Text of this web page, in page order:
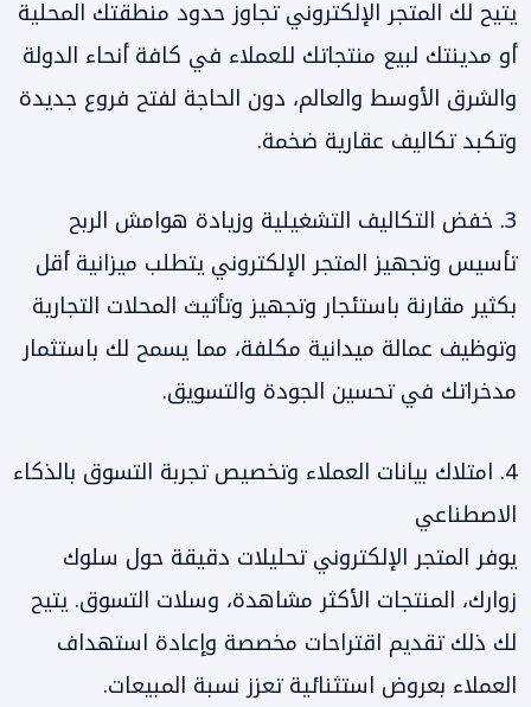
يتيح لك المتجر الإلكتروني تجاوز حدود منطقتك المحلية
أو مدينتك لبيع منتجاتك للعملاء في كافة أنحاء الدولة
والشرق الأوسط والعالم، دون الحاجة لفتح فروع جديدة
وتكبد تكاليف عقارية ضخمة.
3. خفض التكاليف التشغيلية وزيادة هوامش الربح
تأسيس وتجهيز المتجر الإلكتروني يتطلب ميزانية أقل
بكثير مقارنة باستئجار وتجهيز وتأثيث المحلات التجارية
وتوظيف عمالة ميدانية مكلفة، مما يسمح لك باستثمار
مدخراتك في تحسين الجودة والتسويق.
4. امتلاك بيانات العملاء وتخصيص تجربة التسوق بالذكاء
الاصطناعي
يوفر المتجر الإلكتروني تحليلات دقيقة حول سلوك
زوارك، المنتجات الأكثر مشاهدة، وسلات التسوق. يتيح
لك ذلك تقديم اقتراحات مخصصة وإعادة استهداف
العملاء بعروض استثنائية تعزز نسبة المبيعات.